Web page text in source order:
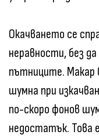
Окачването се
неравности, без
пътниците. Макар
шумна при
по-скоро фонов
недостатък. Това